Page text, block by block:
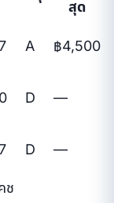
สุด
A ฿4,500
D —
D —
ช